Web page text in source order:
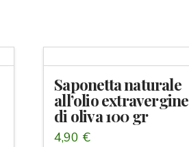
Saponetta naturale
all’olio extravergine
di oliva 100 gr
4,90 €